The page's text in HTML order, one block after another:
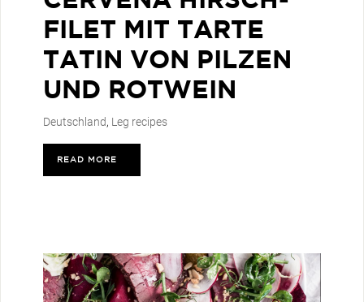
FILET MIT TARTE
TATIN VON PILZEN
UND ROTWEIN
Deutschland, Leg recipes
READ MORE